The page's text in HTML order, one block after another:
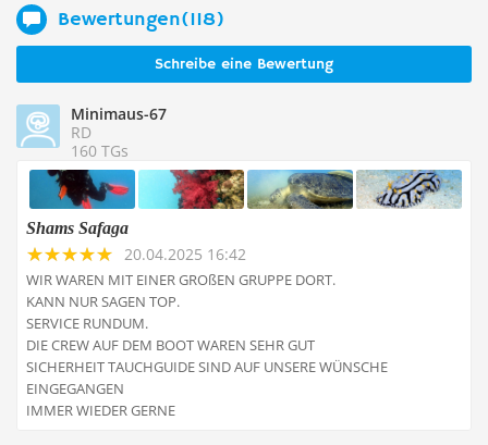
Bewertungen(118)
Schreibe eine Bewertung
Minimaus-67
RD
160 TGs
Shams Safaga
20.04.2025 16:42
WIR WAREN MIT EINER GROßEN GRUPPE DORT.
KANN NUR SAGEN TOP.
SERVICE RUNDUM.
DIE CREW AUF DEM BOOT WAREN SEHR GUT
SICHERHEIT TAUCHGUIDE SIND AUF UNSERE WÜNSCHE
EINGEGANGEN
IMMER WIEDER GERNE